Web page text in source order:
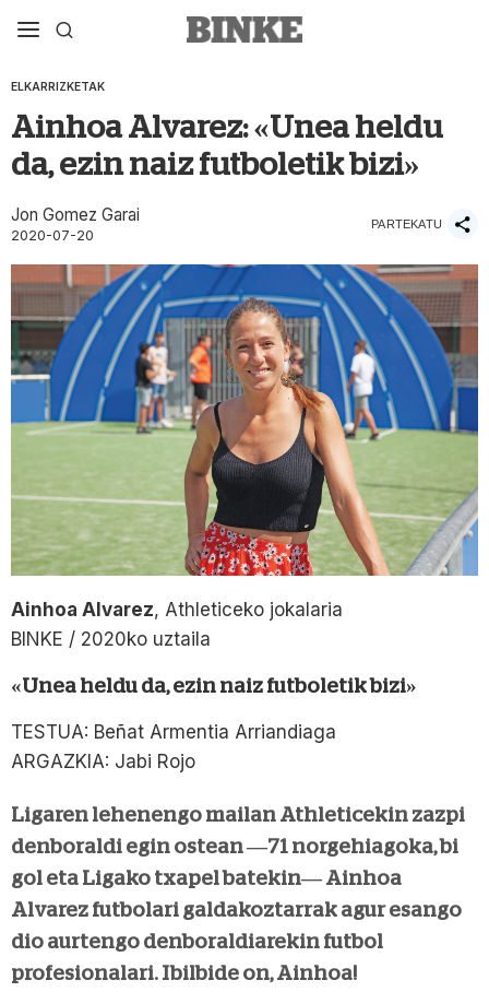
ELKARRIZKETAK
Ainhoa Alvarez: «Unea heldu
da, ezin naiz futboletik bizi»
Jon Gomez Garai
2020-07-20
PARTEKATU
Ainhoa Alvarez, Athleticeko jokalaria
BINKE / 2020ko uztaila
«Unea heldu da, ezin naiz futboletik bizi»
TESTUA: Beñat Armentia Arriandiaga
ARGAZKIA: Jabi Rojo
Ligaren lehenengo mailan Athleticekin zazpi
denboraldi egin ostean —71 norgehiagoka, bi
gol eta Ligako txapel batekin— Ainhoa
Alvarez futbolari galdakoztarrak agur esango
dio aurtengo denboraldiarekin futbol
profesionalari. Ibilbide on, Ainhoa!